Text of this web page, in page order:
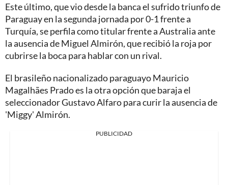
Este último, que vio desde la banca el sufrido triunfo de
Paraguay en la segunda jornada por 0-1 frente a
Turquía, se perfila como titular frente a Australia ante
la ausencia de Miguel Almirón, que recibió la roja por
cubrirse la boca para hablar con un rival.
El brasileño nacionalizado paraguayo Mauricio
Magalhães Prado es la otra opción que baraja el
seleccionador Gustavo Alfaro para curir la ausencia de
'Miggy' Almirón.
PUBLICIDAD